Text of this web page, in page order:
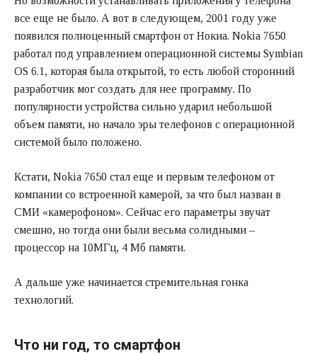
все еще не было. А вот в следующем, 2001 году уже
появился полноценный смартфон от Нокиа. Nokia 7650
работал под управлением операционной системы Symbian
OS 6.1, которая была открытой, то есть любой сторонний
разработчик мог создать для нее программу. По
популярности устройства сильно ударил небольшой
объем памяти, но начало эры телефонов с операционной
системой было положено.
Кстати, Nokia 7650 стал еще и первым телефоном от
компании со встроенной камерой, за что был назван в
СМИ «камерофоном». Сейчас его параметры звучат
смешно, но тогда они были весьма солидными –
процессор на 10МГц, 4 Мб памяти.
А дальше уже начинается стремительная гонка
технологий.
Что ни год, то смартфон